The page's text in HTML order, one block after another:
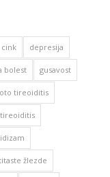
cink depresija
bolest gusavost
tireoiditis
žlezde